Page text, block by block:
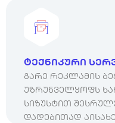
ტექნიკური
გარე რეკლამის
უზრუნველყოფს
სიზუსტით
დადებითად